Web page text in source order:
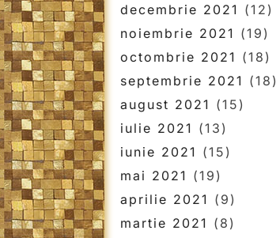
decembrie 2021 (12)
noiembrie 2021 (19)
octombrie 2021 (18)
septembrie 2021 (18)
august 2021 (15)
iulie 2021 (13)
iunie 2021 (15)
mai 2021 (19)
aprilie 2021 (9)
martie 2021 (8)